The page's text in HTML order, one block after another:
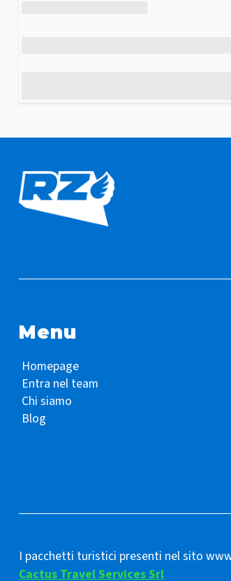
Menu
Homepage
Entra nel team
Chi siamo
Blog
I pacchetti turistici presenti nel sito
Cactus Travel Services Srl